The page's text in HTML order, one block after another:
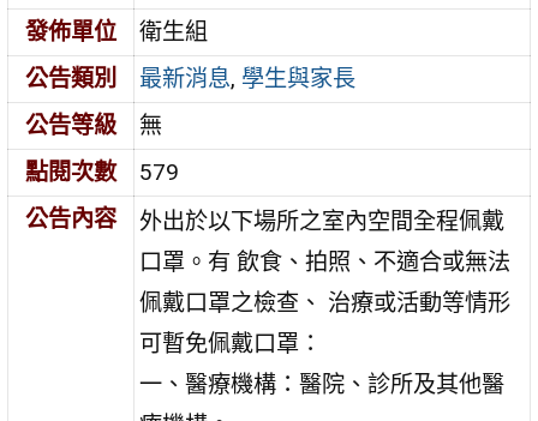
發佈單位
衛生組
公告類別
最新消息, 學生與家長
公告等級
無
點閱次數
579
公告內容
外出於以下場所之室內空間全程佩戴
口罩。有 飲食、拍照、不適合或無法
佩戴口罩之檢查、 治療或活動等情形
可暫免佩戴口罩：
一、醫療機構：醫院、診所及其他醫